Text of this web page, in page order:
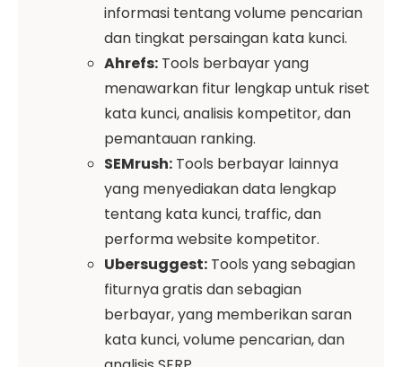
informasi tentang volume pencarian
dan tingkat persaingan kata kunci.
Ahrefs: Tools berbayar yang
menawarkan fitur lengkap untuk riset
kata kunci, analisis kompetitor, dan
pemantauan ranking.
SEMrush: Tools berbayar lainnya
yang menyediakan data lengkap
tentang kata kunci, traffic, dan
performa website kompetitor.
Ubersuggest: Tools yang sebagian
fiturnya gratis dan sebagian
berbayar, yang memberikan saran
kata kunci, volume pencarian, dan